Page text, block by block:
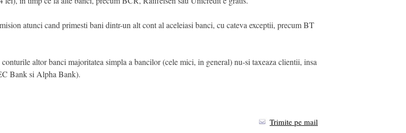
atunci cand primesti bani dintr-un alt cont al aceleiasi banci, cu cateva exceptii, precum BT
altor banci majoritatea simpla a bancilor (cele mici, in general) nu-si taxeaza clientii, insa
Bank si Alpha Bank).
Trimite pe mail